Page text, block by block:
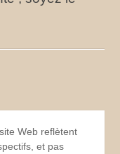
Web reflètent
et pas